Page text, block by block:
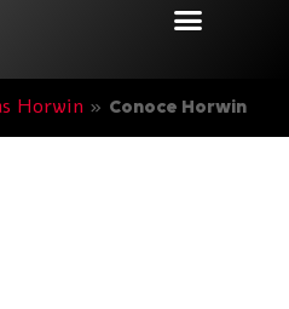
Horwin » Conoce Horwin